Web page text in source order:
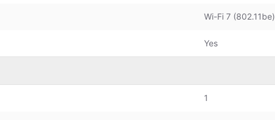
Wi-Fi 7 (802.11be)
Yes
1